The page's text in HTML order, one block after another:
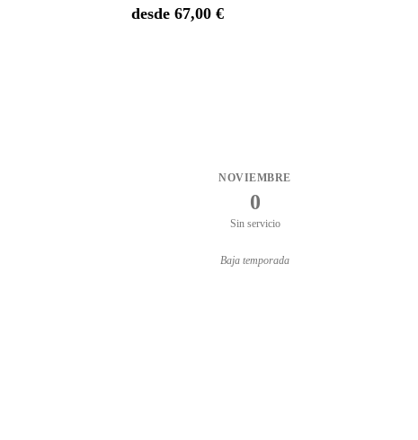
desde 67,00 €
NOVIEMBRE
0
Sin servicio
Baja temporada